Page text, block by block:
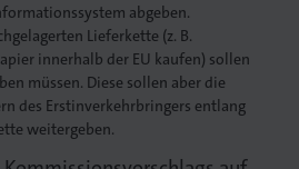
abgeben.
Lieferkette (z. B.
innerhalb der EU kaufen) sollen
müssen. Diese sollen aber die
des Erstinverkehrbringers entlang
weitergeben.